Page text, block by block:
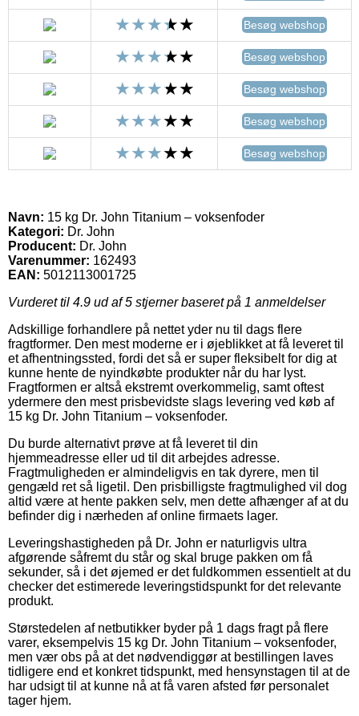
Besøg webshop
Besøg webshop
Besøg webshop
Besøg webshop
Besøg webshop
Navn: 15 kg Dr. John Titanium – voksenfoder
Kategori: Dr. John
Producent: Dr. John
Varenummer: 162493
EAN: 5012113001725
Vurderet til 4.9 ud af 5 stjerner baseret på 1 anmeldelser
Adskillige forhandlere på nettet yder nu til dags flere
fragtformer. Den mest moderne er i øjeblikket at få leveret til
et afhentningssted, fordi det så er super fleksibelt for dig at
kunne hente de nyindkøbte produkter når du har lyst.
Fragtformen er altså ekstremt overkommelig, samt oftest
ydermere den mest prisbevidste slags levering ved køb af
15 kg Dr. John Titanium – voksenfoder.
Du burde alternativt prøve at få leveret til din
hjemmeadresse eller ud til dit arbejdes adresse.
Fragtmuligheden er almindeligvis en tak dyrere, men til
gengæld ret så ligetil. Den prisbilligste fragtmulighed vil dog
altid være at hente pakken selv, men dette afhænger af at du
befinder dig i nærheden af online firmaets lager.
Leveringshastigheden på Dr. John er naturligvis ultra
afgørende såfremt du står og skal bruge pakken om få
sekunder, så i det øjemed er det fuldkommen essentielt at du
checker det estimerede leveringstidspunkt for det relevante
produkt.
Størstedelen af netbutikker byder på 1 dags fragt på flere
varer, eksempelvis 15 kg Dr. John Titanium – voksenfoder,
men vær obs på at det nødvendiggør at bestillingen laves
tidligere end et konkret tidspunkt, med hensynstagen til at de
har udsigt til at kunne nå at få varen afsted før personalet
tager hjem.